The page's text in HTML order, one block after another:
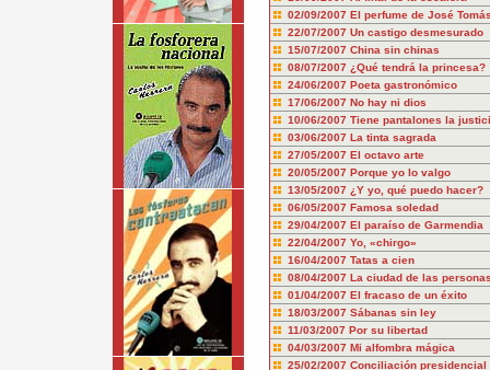
02/09/2007 El perfume de José
22/07/2007 Un castigo desmesurado
15/07/2007 China sin chinas
08/07/2007 ¿Qué tendrá la princesa?
24/06/2007 Poeta gastronómico
17/06/2007 No hay ni dios
10/06/2007 Tiene pantalones la
03/06/2007 La tinta sagrada
27/05/2007 El octavo arte
20/05/2007 Porque yo lo valgo
13/05/2007 ¿Y yo, qué puedo hacer?
06/05/2007 Famosa soledad
29/04/2007 El paraíso de Garmendia
22/04/2007 Yo, «chirgo»
16/04/2007 Tatas a cien
08/04/2007 La ciudad de las
01/04/2007 El fracaso de un éxito
18/03/2007 Sábanas sin ley
11/03/2007 Por su libertad
04/03/2007 Mi alfombra mágica
25/02/2007 Conciliación presidencial